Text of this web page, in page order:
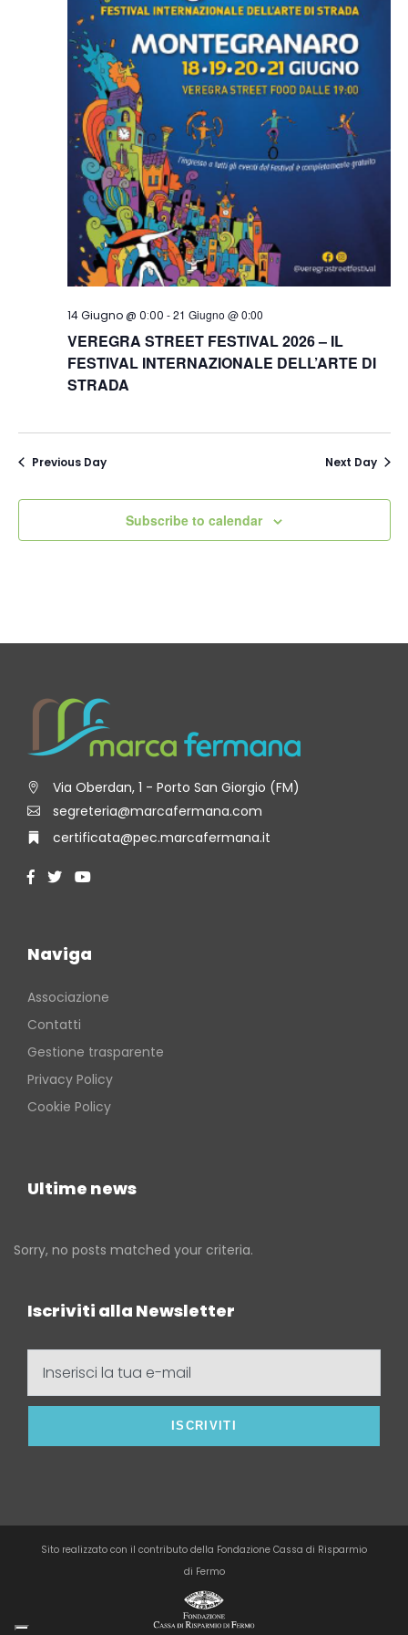
14 Giugno @ 0:00 -21 Giugno @ 0:00
VEREGRA STREET FESTIVAL 2026 – IL
FESTIVAL INTERNAZIONALE DELL’ARTE DI
STRADA
Previous Day Next Day
Subscribe to calendar
Via Oberdan, 1 - Porto San Giorgio (FM)
segreteria@marcafermana.com
certificata@pec.marcafermana.it
Naviga
Associazione
Contatti
Gestione trasparente
Privacy Policy
Cookie Policy
Ultime news
Sorry, no posts matched your criteria.
Iscriviti alla Newsletter
tua
mail
Sito realizzato con il contributo della Fondazione Cassa di Risparmio
di Fermo